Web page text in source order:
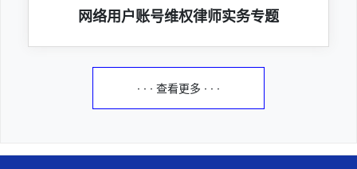
网络用户账号维权律师实务专题
· · · 查看更多 · · ·